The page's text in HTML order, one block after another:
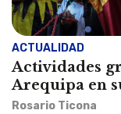
ACTUALIDAD
Actividades
Arequipa en
Rosario Ticona